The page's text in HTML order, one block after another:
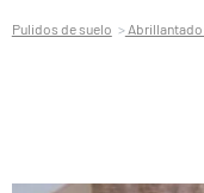
Pulidos de suelo Abrillantado